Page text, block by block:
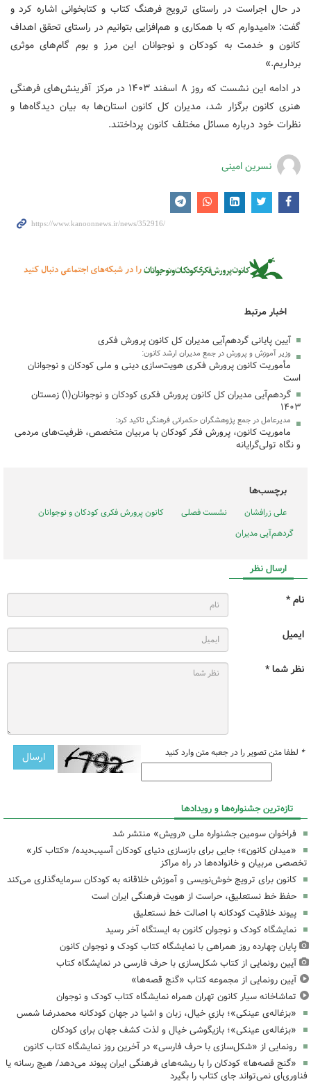
در حال اجراست در راستای ترویج فرهنگ کتاب و کتابخوانی اشاره کرد و
گفت: «امیدوارم که با همکاری و هم‌افزایی بتوانیم در راستای تحقق اهداف
کانون و خدمت به کودکان و نوجوانان این مرز و بوم گام‌های موثری
برداریم.»
در ادامه این نشست که روز ۸ اسفند ۱۴۰۳ در مرکز آفرینش‌های فرهنگی
هنری کانون برگزار شد، مدیران کل کانون استان‌ها به بیان دیدگاه‌ها و
نظرات خود درباره مسائل مختلف کانون پرداختند.
نسرین امینی
اخبار مرتبط
آیین پایانی گردهم‌آیی مدیران کل کانون پرورش فکری
وزیر آموزش و پرورش در جمع مدیران ارشد کانون:
مأموریت کانون پرورش فکری هویت‌سازی دینی و ملی کودکان و نوجوانان
است
گردهم‌آیی مدیران کل کانون پرورش فکری کودکان و نوجوانان(۱) زمستان
۱۴۰۳
مدیرعامل در جمع پژوهشگران حکمرانی فرهنگی تاکید کرد:
ماموریت کانون، پرورش فکر کودکان با مربیان متخصص، ظرفیت‌های مردمی
و نگاه تولی‌گرایانه
برچسب‌ها
علی زرافشان نشست فصلی
کانون پرورش فکری کودکان و نوجوانان
گردهم‌آیی مدیران
ارسال نظر
نام *
ایمیل
نظر شما *
* لطفا متن تصویر را در جعبه متن وارد کنید
تازه‌ترین جشنواره‌ها و رویدادها
فراخوان سومین جشنواره ملی «رویش» منتشر شد
«میدان کانون»؛ جایی برای بازسازی دنیای کودکان آسیب‌دیده/ «کتاب کار»
تخصصی مربیان و خانواده‌ها در راه مراکز
کانون برای ترویج خوش‌نویسی و آموزش خلاقانه به کودکان سرمایه‌گذاری می‌کند
حفظ خط نستعلیق، حراست از هویت فرهنگی ایران است
پیوند خلاقیت کودکانه با اصالت خط نستعلیق
نمایشگاه کودک و نوجوان کانون به ایستگاه آخر رسید
پایان چهارده روز همراهی با نمایشگاه کتاب کودک و نوجوان کانون
آیین رونمایی از کتاب شکل‌سازی با حرف فارسی در نمایشگاه کتاب
آیین رونمایی از مجموعه کتاب «گنج قصه‌ها»
تماشاخانه سیار کانون تهران همراه نمایشگاه کتاب کودک و نوجوان
«بزغاله‌ی عینکی»؛ بازیِ خیال، زبان و اشیا در جهان کودکانه محمدرضا شمس
«بزغاله‌ی عینکی»؛ بازیگوشی خیال و لذت کشف جهان برای کودکان
رونمایی از «شکل‌سازی با حرف فارسی» در آخرین روز نمایشگاه کتاب کانون
«گنج قصه‌ها» کودکان را با ریشه‌های فرهنگی ایران پیوند می‌دهد/ هیچ رسانه یا
فناوری‌ای نمی‌تواند جای کتاب را بگیرد